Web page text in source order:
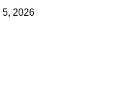
5, 2026